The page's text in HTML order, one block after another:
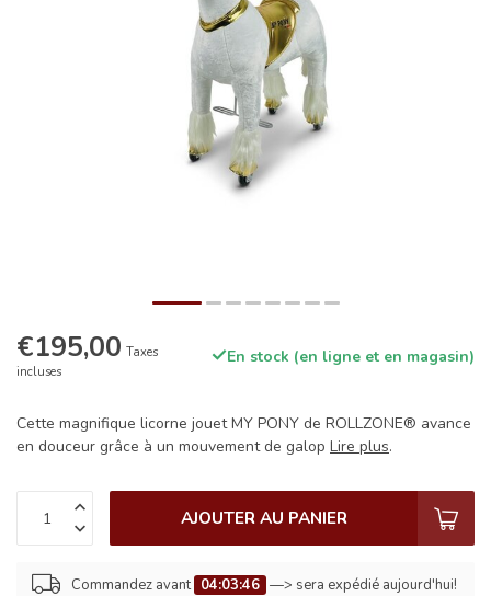
€195,00 Taxes
incluses
En stock (en ligne et en magasin)
Cette magnifique licorne jouet MY PONY de ROLLZONE® avance
en douceur grâce à un mouvement de galop Lire plus.
AJOUTER AU PANIER
Commandez avant 04:03:46 —> sera expédié aujourd'hui!